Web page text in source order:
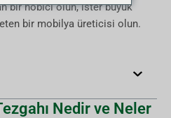
bir hobici olun, ister büyük
bir mobilya üreticisi olun.
Nedir ve Neler